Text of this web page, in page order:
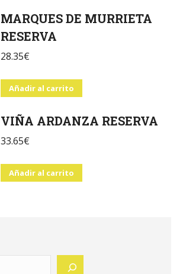
MARQUES DE MURRIETA
RESERVA
28.35€
Añadir al carrito
VIÑA ARDANZA RESERVA
33.65€
Añadir al carrito